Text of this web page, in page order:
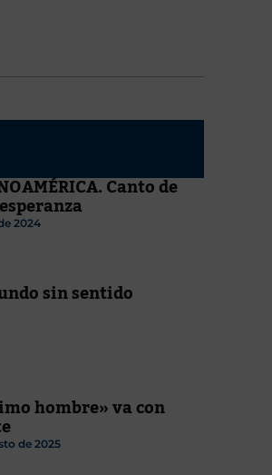
Canto de
2024
sin sentido
hombre» va con
de 2025